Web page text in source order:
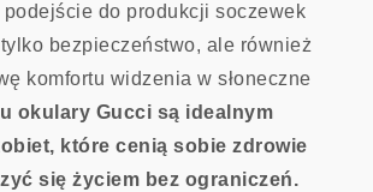
do produkcji soczewek
bezpieczeństwo, ale również
komfortu widzenia w słoneczne
okulary Gucci są idealnym
które cenią sobie zdrowie
się życiem bez ograniczeń.